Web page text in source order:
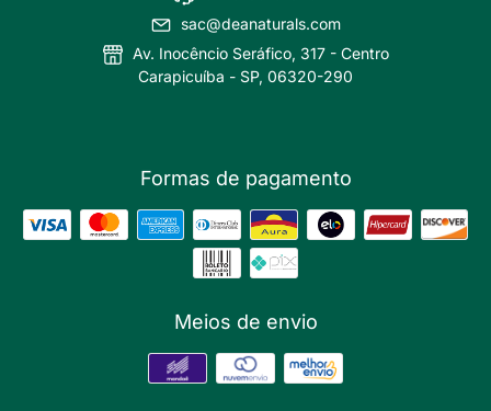
sac@deanaturals.com
Av. Inocêncio Seráfico, 317 - Centro
Carapicuíba - SP, 06320-290
Formas de pagamento
Meios de envio